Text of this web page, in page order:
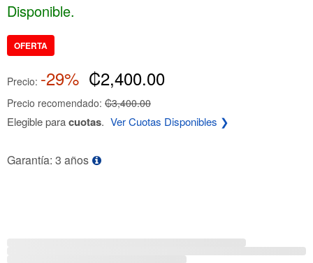
Disponible.
OFERTA
Precio: -29% ₡2,400.00
Precio recomendado: ₡3,400.00
Elegible paracuotas. Ver Cuotas Disponibles ❯
Garantía: 3 años